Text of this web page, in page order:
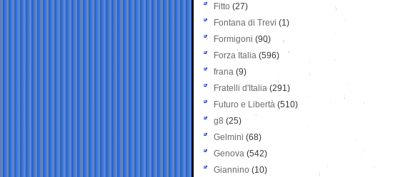
Fitto (27)
Fontana di Trevi (1)
Formigoni (90)
Forza Italia (596)
frana (9)
Fratelli d'Italia (291)
Futuro e Libertà (510)
g8 (25)
Gelmini (68)
Genova (542)
Giannino (10)